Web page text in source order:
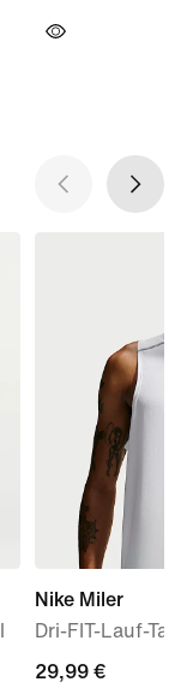
Nike Miler
Dri-FIT-Lauf-
29,99 €
29,99 €